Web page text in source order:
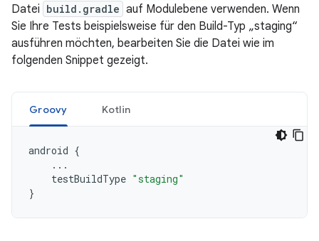
Datei build.gradle auf Modulebene verwenden. Wenn
Sie Ihre Tests beispielsweise für den Build-Typ „staging“
ausführen möchten, bearbeiten Sie die Datei wie im
folgenden Snippet gezeigt.
Groovy Kotlin
android {
...
testBuildType "staging"
}